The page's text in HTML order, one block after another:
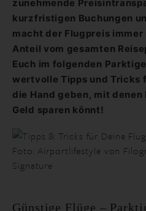
zunehmende
kurzfristigen Buchungen
macht der Flugpreis immer
Anteil vom gesamten
Euch im folgenden
wertvolle Tipps und Tricks
die Hand geben, mit
Geld sparen könnt!
Foto: Airportlifestyle von
Signature
Günstige Flüge –